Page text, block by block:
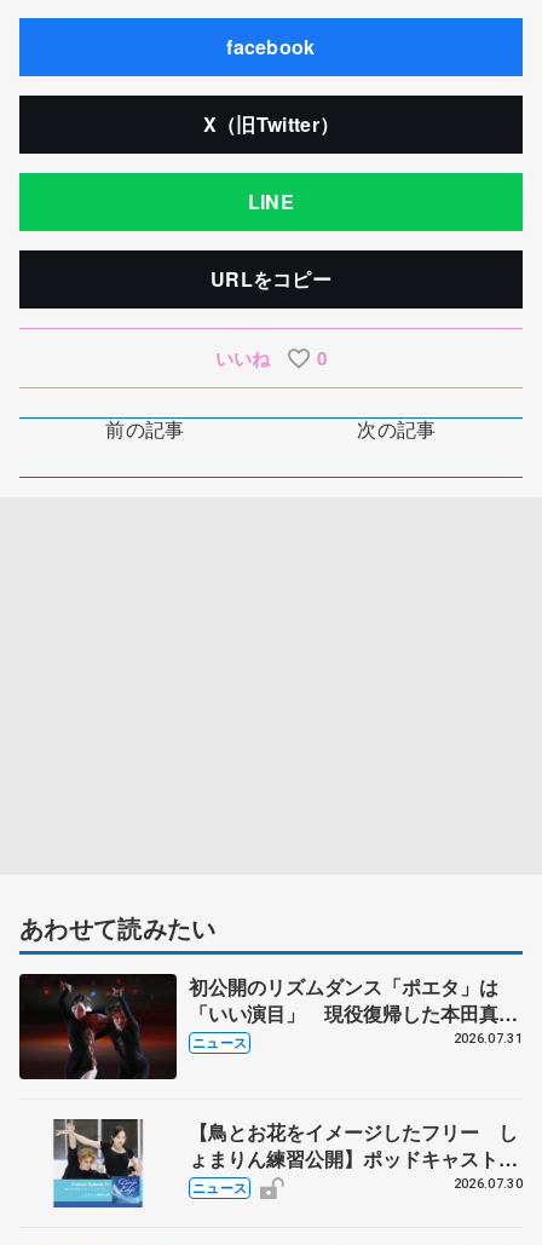
facebook
X（旧Twitter）
LINE
URLをコピー
いいね 0
前の記事 次の記事
あわせて読みたい
初公開のリズムダンス「ポエタ」は
「いい演目」 現役復帰した本田真
凜、宇野昌磨組がアイスショー
ニュース 2026.07.31
【鳥とお花をイメージしたフリー し
ょまりん練習公開】ポッドキャスト
#75を配信
ニュース 2026.07.30